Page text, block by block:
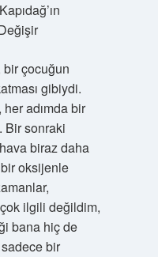
bir çocuğun
gibiydi.
her adımda bir
Bir sonraki
hava biraz daha
oksijenle
ilgili değildim,
bana hiç de
sadece bir